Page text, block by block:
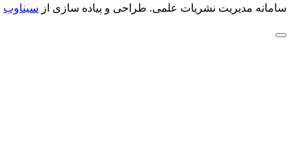
سامانه مدیریت نشریات علمی. طراحی و پیاده سازی از سیناوب